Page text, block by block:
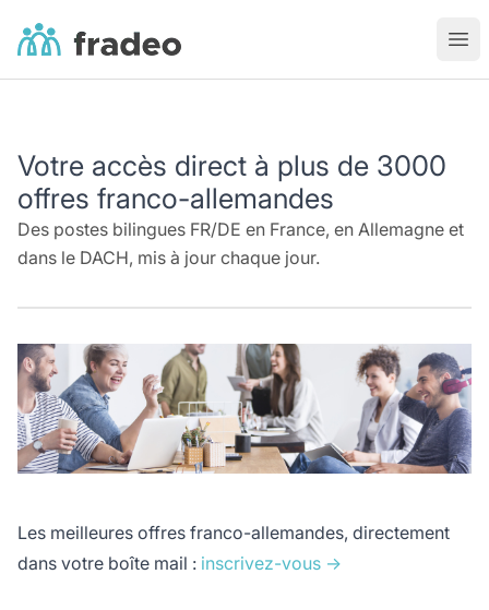
Fradeo
Votre accès direct à plus de 3000
offres franco-allemandes
Des postes bilingues FR/DE en France, en Allemagne et
dans le DACH, mis à jour chaque jour.
Les meilleures offres franco-allemandes, directement
dans votre boîte mail : inscrivez-vous →